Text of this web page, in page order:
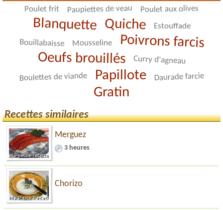
Poulet frit Paupiettes de veau Poulet aux olives
Blanquette Quiche Estouffade
Bouillabaisse Mousseline Poivrons farcis
Oeufs brouillés Curry d'agneau
Boulettes de viande Papillote Daurade farcie
Gratin
Recettes similaires
Merguez
3 heures
Chorizo